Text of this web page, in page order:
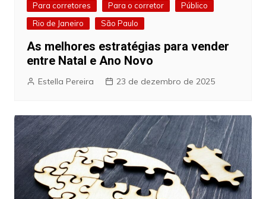
Para corretores
Para o corretor
Público
Rio de Janeiro
São Paulo
As melhores estratégias para vender
entre Natal e Ano Novo
Estella Pereira 23 de dezembro de 2025